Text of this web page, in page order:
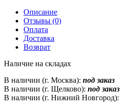
Описание
Отзывы (0)
Оплата
Доставка
Возврат
Наличие на складах
В наличии (г. Москва): под заказ
В наличии (г. Щелково): под заказ
В наличии (г. Нижний Новгород):